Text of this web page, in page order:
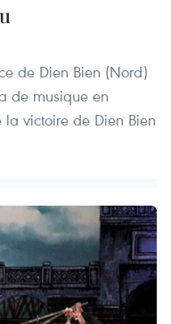
de Dien Bien (Nord)
de musique en
victoire de Dien Bien